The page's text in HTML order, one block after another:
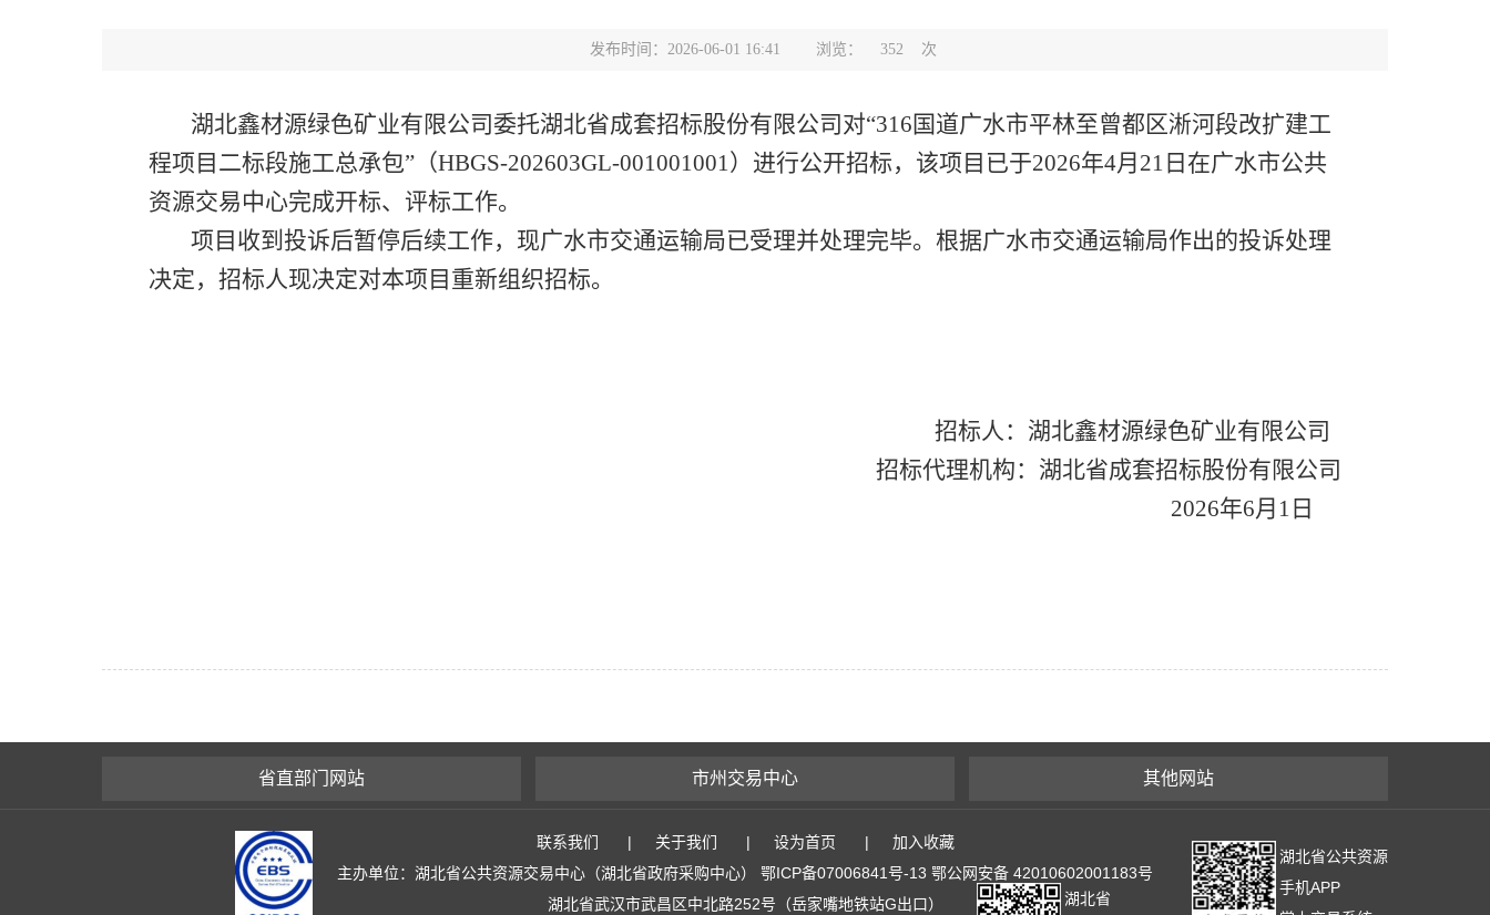
发布时间：2026-06-01 16:41 浏览： 352 次
湖北鑫材源绿色矿业有限公司 委托湖北省成套招标股份有限公司对“316国道广水市平林至曾都区淅河段改扩建工
程项目二标段施工总承包”（HBGS-202603GL-001001001）进行公开招标，该项目已于2026年4月21日在广水市公共
资源交易中心完成开标、评标工作。
项目收到投诉后暂停后续工作，现广水市交通运输局已受理并处理完毕。根据广水市交通运输局作出的投诉处理
决定， 招标人现决定对本项目重新组织招标。
招标人： 湖北鑫材源绿色矿业有限公司
招标代理机构： 湖北省成套招标股份有限公司
2026年6月1日
省直部门网站 市州交易中心 其他网站
联系我们 | 关于我们 | 设为首页 |
加入收藏
主办单位：湖北省公共资源交易中心（湖北省政府采购中心） 鄂ICP备07006841号-13 鄂公网安备 42010602001183号
湖北省武汉市武昌区中北路252号（岳家嘴地铁站G出口）
湖北省
湖北省公共资源
手机APP